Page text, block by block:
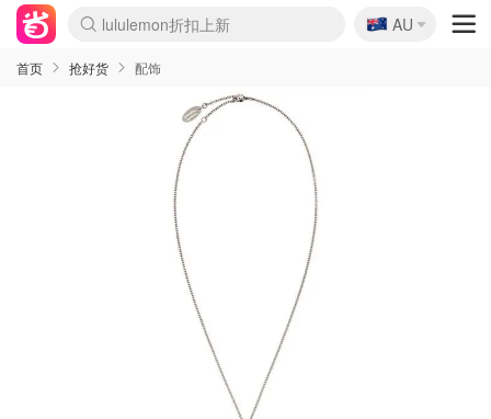
Sasa美妆护肤3.5折
SSENSE年中2.5折
FreshBeauty好价汇总
Cettire降价+叠9折
WWS Coles超市实拍
viagogo二手票捡漏
Myer超级周末
The Outnet奢牌1折起
David Jones 3折起
Flannels大牌1折
Perfumes Club护肤1折
AMIRO面罩$251
Amazon折扣汇总
eToro入金$200送$50
Amazon数码好物
ICONIC本周7.5折
ThedoubleF高奢地板价
Moose Knuckles 6折
丝芙兰5折起
EUFY摄像头$98
Selenichast首饰2折
Trip机票酒店促销
YSL送5件彩妆礼
Amazon家居好物
Amazon美妆护肤
雅漾大喷$8
过敏原检测盒$33
伊索独家赠50ml沐浴露
科颜氏高保湿面霜$29
SEALIFE海洋馆门票6折
丝塔芙大白罐$16
订阅Newsletter送香薰
Cult Beauty 6.8折
Harrods圣诞日历$525
LN-CC奢牌私促3折
d'Alba空姐喷雾$16
EVE LOM套装£56
Bernardelli独家4折
Adore Beauty 6折起
CT圣诞日历
Mytheresa奢品2.7折
Luxury Escapes 9折
Currentbody美容仪$881
MOON Garden Live
Roborock扫地机$649
Tingo Life水杯$24
Valentino官网5折
CR洗护套装$23
修丽可4件套$159
Myer彩妆2件7折
GANNI官网4.5折
Stylevana韩妆4折
Tessabit高奢8.5折
OGX洗发水$11
Amazon阿德莱德次日达
卡诗8.5折+赠礼
Philips Hue灯具8折
🇦🇺
AU
首页 抢好货 配饰